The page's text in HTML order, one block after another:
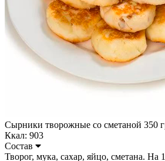
Сырники творожные со сметаной 350
Ккал: 903
Состав
Творог, мука, сахар, яйцо, сметана. На